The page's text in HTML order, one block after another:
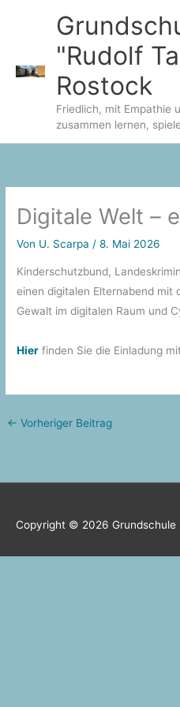
"Rudolf
Rostock
Friedlich, mit Empathie
zusammen lernen,
Digitale Welt –
Von U. Scarpa /8. Mai 2026
Kinderschutzbund,
einen digitalen Elternabend mit
Gewalt im digitalen Raum und
Hier finden Sie die Einladung
← Vorheriger Beitrag
Copyright © 2026